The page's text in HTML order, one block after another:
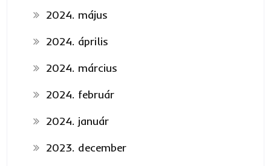
2024. május
2024. április
2024. március
2024. február
2024. január
2023. december